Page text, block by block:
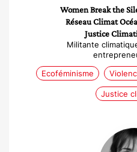
Women Break the
Réseau Climat
Justice
Militante
Ecoféminisme
Justice